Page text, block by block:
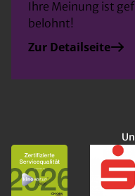
Ihre Meinung ist
belohnt!
Zur Detailseite